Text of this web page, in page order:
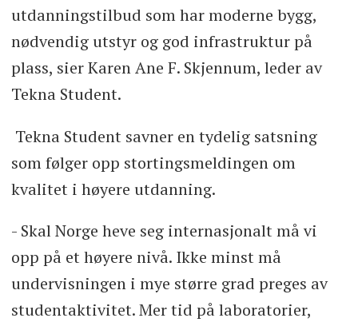
utdanningstilbud som har moderne bygg,
nødvendig utstyr og god infrastruktur på
plass, sier Karen Ane F. Skjennum, leder av
Tekna Student.
Tekna Student savner en tydelig satsning
som følger opp stortingsmeldingen om
kvalitet i høyere utdanning.
- Skal Norge heve seg internasjonalt må vi
opp på et høyere nivå. Ikke minst må
undervisningen i mye større grad preges av
studentaktivitet. Mer tid på laboratorier,